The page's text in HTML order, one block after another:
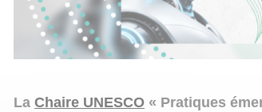
La Chaire UNESCO« Pratiques